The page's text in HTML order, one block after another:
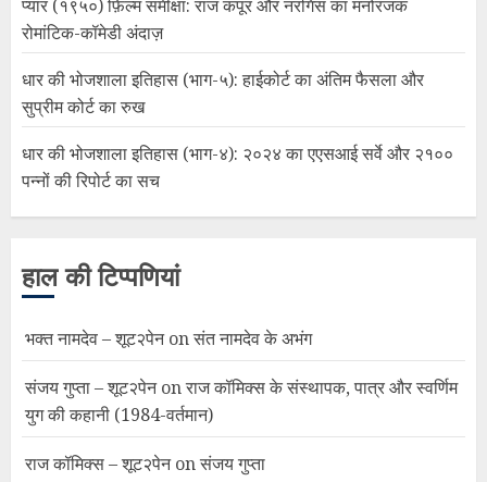
प्यार (१९५०) फ़िल्म समीक्षा: राज कपूर और नरगिस का मनोरंजक
रोमांटिक-कॉमेडी अंदाज़
धार की भोजशाला इतिहास (भाग-५): हाईकोर्ट का अंतिम फैसला और
सुप्रीम कोर्ट का रुख
धार की भोजशाला इतिहास (भाग-४): २०२४ का एएसआई सर्वे और २१००
पन्नों की रिपोर्ट का सच
हाल की टिप्पणियां
भक्त नामदेव – शूट२पेनonसंत नामदेव के अभंग
संजय गुप्ता – शूट२पेनonराज कॉमिक्स के संस्थापक, पात्र और स्वर्णिम
युग की कहानी (1984-वर्तमान)
राज कॉमिक्स – शूट२पेनonसंजय गुप्ता